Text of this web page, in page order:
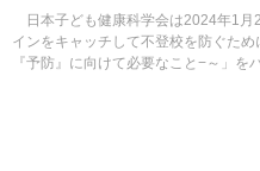
日本子ども健康科学会は2024年1月
インをキャッチして不登校を防ぐた
『予防』に向けて必要なこと−～」